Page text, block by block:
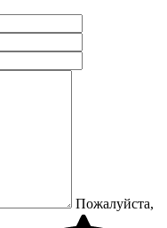
Пожалуйста,